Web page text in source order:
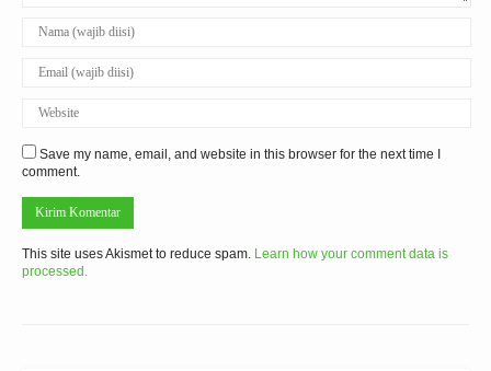
Save my name, email, and website in this browser for the next time I
comment.
This site uses Akismet to reduce spam. Learn how your comment data is
processed.